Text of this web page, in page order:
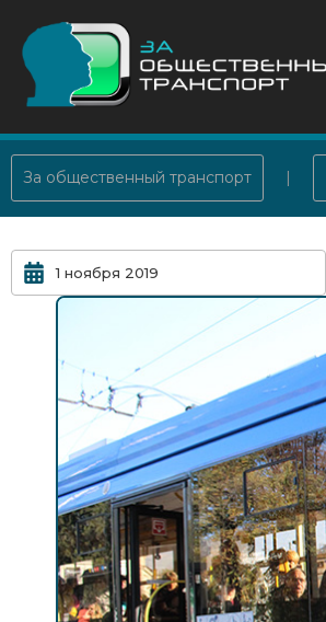
За общественный транспорт
1 ноября 2019